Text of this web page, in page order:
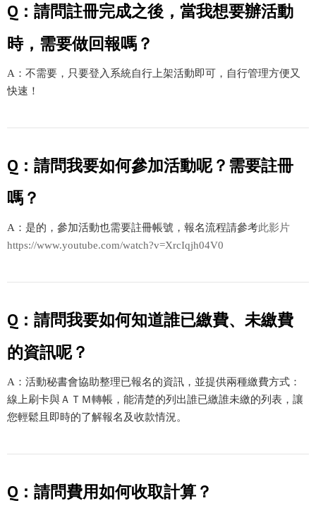
Q：請問註冊完成之後，當我想要辦活動
時，需要做回報嗎？
A：不需要，只要登入系統自行上架活動即可，自行管理方便又
快速！
Q：請問我要如何參加活動呢？需要註冊
嗎？
A：是的，參加活動也需要註冊帳號，報名流程請參考此影片
https://www.youtube.com/watch?v=XrcIqjh04V0
Q：請問我要如何知道誰已繳費、未繳費
的資訊呢？
A：活動秘書會協助整理已報名的資訊，並提供兩種繳費方式：
線上刷卡與ＡＴＭ轉帳，能清楚的列出誰已繳誰未繳的列表，讓
您輕鬆且即時的了解報名及收款情況。
Q：請問費用如何收取計算？